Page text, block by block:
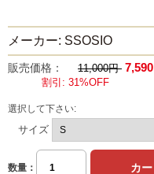
メーカー: SSOSIO
販売価格： 11,000円
割引: 31%OFF
選択して下さい:
サイズ
数量：